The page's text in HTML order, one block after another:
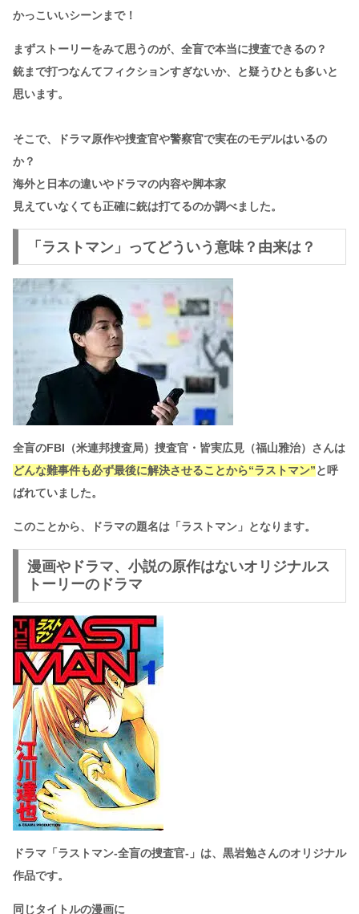
かっこいいシーンまで！
まずストーリーをみて思うのが、全盲で本当に捜査できるの？
銃まで打つなんてフィクションすぎないか、と疑うひとも多いと
思います。
そこで、ドラマ原作や捜査官や警察官で実在のモデルはいるの
か？
海外と日本の違いやドラマの内容や脚本家
見えていなくても正確に銃は打てるのか調べました。
「ラストマン」ってどういう意味？由来は？
全盲のFBI（米連邦捜査局）捜査官・皆実広見（福山雅治）さんは
どんな難事件も必ず最後に解決させることから“ラストマン”と呼
ばれていました。
このことから、ドラマの題名は「ラストマン」となります。
漫画やドラマ、小説の原作はないオリジナルス
トーリーのドラマ
ドラマ「ラストマン-全盲の捜査官-」は、黒岩勉さんのオリジナル
作品です。
同じタイトルの漫画に